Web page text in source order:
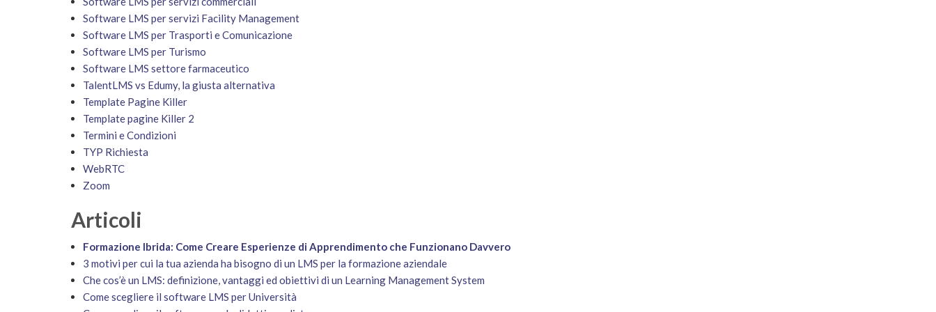
Software LMS per servizi Facility Management
Software LMS per Trasporti e Comunicazione
Software LMS per Turismo
Software LMS settore farmaceutico
TalentLMS vs Edumy, la giusta alternativa
Template Pagine Killer
Template pagine Killer 2
Termini e Condizioni
TYP Richiesta
WebRTC
Zoom
Articoli
Formazione Ibrida: Come Creare Esperienze di Apprendimento che Funzionano Davvero
3 motivi per cui la tua azienda ha bisogno di un LMS per la formazione aziendale
Che cos’è un LMS: definizione, vantaggi ed obiettivi di un Learning Management System
Come scegliere il software LMS per Università